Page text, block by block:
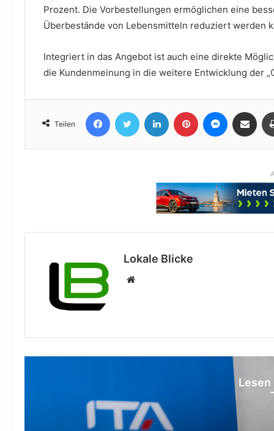
Prozent. Die Vorbestellungen ermöglichen eine
Überbestände von Lebensmitteln reduziert werden
Integriert in das Angebot ist auch eine direkte
die Kundenmeinung in die weitere Entwicklung der
Teilen
FacebookTwitter LinkedIn Pinterest Messenger
Teile per E-Mail
Lokale Blicke
Webseite